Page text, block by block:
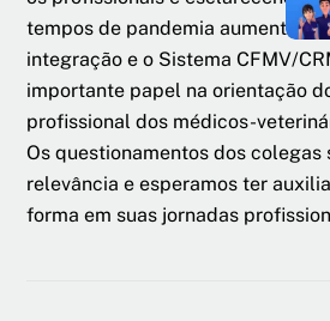
tempos de pandemia aumenta a
integração e o Sistema CFMV/
importante papel na orientação
profissional dos médicos-
Os questionamentos dos colegas
relevância e esperamos ter
forma em suas jornadas